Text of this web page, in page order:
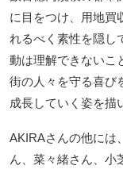
に目をつけ、用地買
れるべく素性を隠し
動は理解できないこ
街の人々を守る喜び
成長していく姿を描
AKIRAさんの他には
ん、菜々緒さん、小